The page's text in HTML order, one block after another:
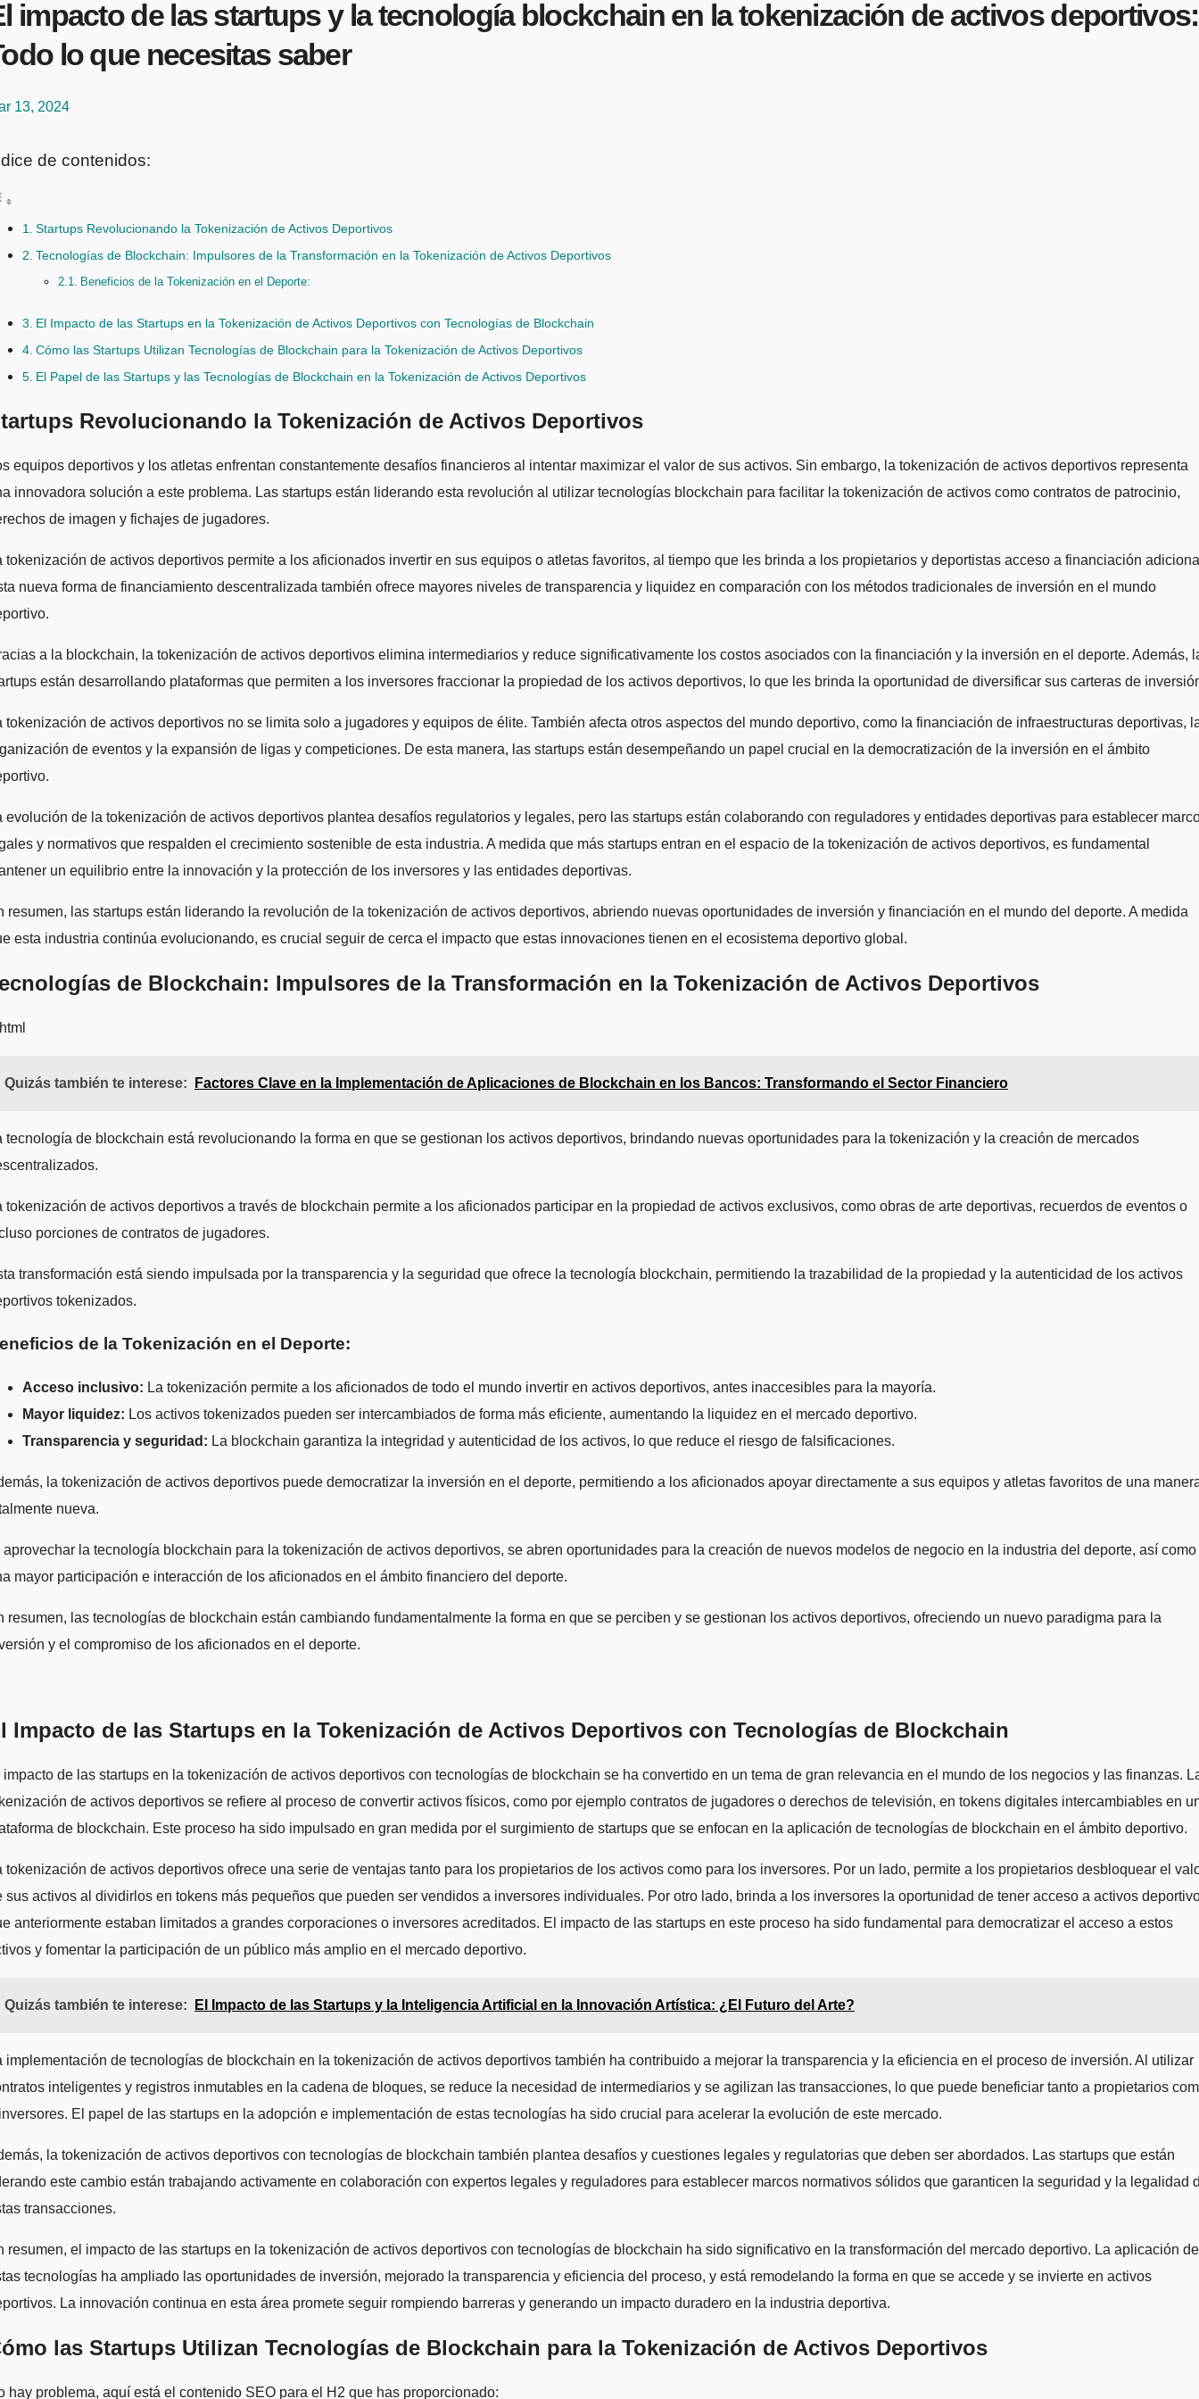
impacto de las startups y la tecnología blockchain en la tokenización de activos deportivos:
lo que necesitas saber
13, 2024
de contenidos:
Startups Revolucionando la Tokenización de Activos Deportivos
Tecnologías de Blockchain: Impulsores de la Transformación en la Tokenización de Activos Deportivos
Beneficios de la Tokenización en el Deporte:
El Impacto de las Startups en la Tokenización de Activos Deportivos con Tecnologías de Blockchain
Cómo las Startups Utilizan Tecnologías de Blockchain para la Tokenización de Activos Deportivos
El Papel de las Startups y las Tecnologías de Blockchain en la Tokenización de Activos Deportivos
Revolucionando la Tokenización de Activos Deportivos
innovadora solución a este problema. Las startups están liderando esta revolución al utilizar tecnologías blockchain para facilitar la tokenización de activos como contratos de patrocinio,
de imagen y fichajes de jugadores.
tokenización de activos deportivos permite a los aficionados invertir en sus equipos o atletas favoritos, al tiempo que les brinda a los propietarios y deportistas acceso a financiación
nueva forma de financiamiento descentralizada también ofrece mayores niveles de transparencia y liquidez en comparación con los métodos tradicionales de inversión en el mundo
a la blockchain, la tokenización de activos deportivos elimina intermediarios y reduce significativamente los costos asociados con la financiación y la inversión en el deporte. Además,
están desarrollando plataformas que permiten a los inversores fraccionar la propiedad de los activos deportivos, lo que les brinda la oportunidad de diversificar sus carteras de
tokenización de activos deportivos no se limita solo a jugadores y equipos de élite. También afecta otros aspectos del mundo deportivo, como la financiación de infraestructuras deportivas,
de eventos y la expansión de ligas y competiciones. De esta manera, las startups están desempeñando un papel crucial en la democratización de la inversión en el ámbito
evolución de la tokenización de activos deportivos plantea desafíos regulatorios y legales, pero las startups están colaborando con reguladores y entidades deportivas para establecer
y normativos que respalden el crecimiento sostenible de esta industria. A medida que más startups entran en el espacio de la tokenización de activos deportivos, es fundamental
un equilibrio entre la innovación y la protección de los inversores y las entidades deportivas.
resumen, las startups están liderando la revolución de la tokenización de activos deportivos, abriendo nuevas oportunidades de inversión y financiación en el mundo del deporte. A medida
esta industria continúa evolucionando, es crucial seguir de cerca el impacto que estas innovaciones tienen en el ecosistema deportivo global.
de Blockchain: Impulsores de la Transformación en la Tokenización de Activos Deportivos
Quizás también te interese: Factores Clave en la Implementación de Aplicaciones de Blockchain en los Bancos: Transformando el Sector Financiero
tecnología de blockchain está revolucionando la forma en que se gestionan los activos deportivos, brindando nuevas oportunidades para la tokenización y la creación de mercados
tokenización de activos deportivos a través de blockchain permite a los aficionados participar en la propiedad de activos exclusivos, como obras de arte deportivas, recuerdos de eventos o
porciones de contratos de jugadores.
transformación está siendo impulsada por la transparencia y la seguridad que ofrece la tecnología blockchain, permitiendo la trazabilidad de la propiedad y la autenticidad de los activos
tokenizados.
de la Tokenización en el Deporte:
Acceso inclusivo: La tokenización permite a los aficionados de todo el mundo invertir en activos deportivos, antes inaccesibles para la mayoría.
Mayor liquidez: Los activos tokenizados pueden ser intercambiados de forma más eficiente, aumentando la liquidez en el mercado deportivo.
Transparencia y seguridad: La blockchain garantiza la integridad y autenticidad de los activos, lo que reduce el riesgo de falsificaciones.
la tokenización de activos deportivos puede democratizar la inversión en el deporte, permitiendo a los aficionados apoyar directamente a sus equipos y atletas favoritos de una
nueva.
aprovechar la tecnología blockchain para la tokenización de activos deportivos, se abren oportunidades para la creación de nuevos modelos de negocio en la industria del deporte, así como
mayor participación e interacción de los aficionados en el ámbito financiero del deporte.
resumen, las tecnologías de blockchain están cambiando fundamentalmente la forma en que se perciben y se gestionan los activos deportivos, ofreciendo un nuevo paradigma para la
y el compromiso de los aficionados en el deporte.
Impacto de las Startups en la Tokenización de Activos Deportivos con Tecnologías de Blockchain
impacto de las startups en la tokenización de activos deportivos con tecnologías de blockchain se ha convertido en un tema de gran relevancia en el mundo de los negocios y las finanzas.
de activos deportivos se refiere al proceso de convertir activos físicos, como por ejemplo contratos de jugadores o derechos de televisión, en tokens digitales intercambiables en
de blockchain. Este proceso ha sido impulsado en gran medida por el surgimiento de startups que se enfocan en la aplicación de tecnologías de blockchain en el ámbito deportivo.
tokenización de activos deportivos ofrece una serie de ventajas tanto para los propietarios de los activos como para los inversores. Por un lado, permite a los propietarios desbloquear el
sus activos al dividirlos en tokens más pequeños que pueden ser vendidos a inversores individuales. Por otro lado, brinda a los inversores la oportunidad de tener acceso a activos
anteriormente estaban limitados a grandes corporaciones o inversores acreditados. El impacto de las startups en este proceso ha sido fundamental para democratizar el acceso a estos
y fomentar la participación de un público más amplio en el mercado deportivo.
Quizás también te interese: El Impacto de las Startups y la Inteligencia Artificial en la Innovación Artística: ¿El Futuro del Arte?
implementación de tecnologías de blockchain en la tokenización de activos deportivos también ha contribuido a mejorar la transparencia y la eficiencia en el proceso de inversión. Al utilizar
inteligentes y registros inmutables en la cadena de bloques, se reduce la necesidad de intermediarios y se agilizan las transacciones, lo que puede beneficiar tanto a propietarios
El papel de las startups en la adopción e implementación de estas tecnologías ha sido crucial para acelerar la evolución de este mercado.
la tokenización de activos deportivos con tecnologías de blockchain también plantea desafíos y cuestiones legales y regulatorias que deben ser abordados. Las startups que están
este cambio están trabajando activamente en colaboración con expertos legales y reguladores para establecer marcos normativos sólidos que garanticen la seguridad y la legalidad
transacciones.
resumen, el impacto de las startups en la tokenización de activos deportivos con tecnologías de blockchain ha sido significativo en la transformación del mercado deportivo. La aplicación de
tecnologías ha ampliado las oportunidades de inversión, mejorado la transparencia y eficiencia del proceso, y está remodelando la forma en que se accede y se invierte en activos
La innovación continua en esta área promete seguir rompiendo barreras y generando un impacto duradero en la industria deportiva.
las Startups Utilizan Tecnologías de Blockchain para la Tokenización de Activos Deportivos
hay problema, aquí está el contenido SEO para el H2 que has proporcionado: